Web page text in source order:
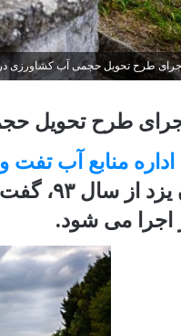
اجرای طرح تحویل حجمی آب کشاورزی
اجرای طرح تحویل
اداره منابع آب تفت
استان
اجرا می شود.